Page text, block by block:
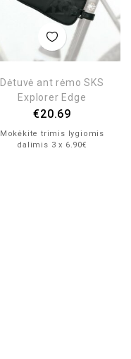
Dėtuvė ant rėmo SKS
Explorer Edge
€20.69
Mokėkite trimis lygiomis
dalimis 3 x 6.90€